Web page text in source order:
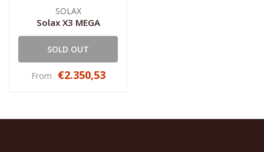
SOLAX
Solax X3 MEGA
SOLD OUT
From €2.350,53